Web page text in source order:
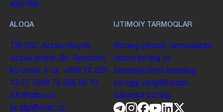
agentligi
ALOQA
130100. Jizzax viloyati,
Jizzax shahri, Sh. Rashidov
koʻchasi, 4-uy. +998 72 226
13 57 +998 72 226 68 10
info@jdpu.uz
jiz.jdpi@exat.uz
IJTIMOIY TARMOQLAR
Bizning ijtimoiy tarmoqlarda
obuna boʻling va
taraqqiyotimiz haqidagi
soʻnggi yangiliklardan
xabardor boʻling.